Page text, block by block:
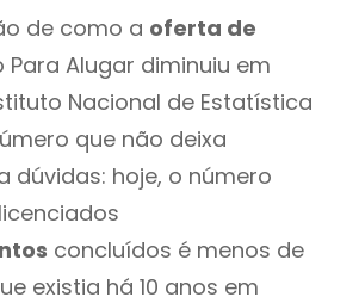
de como a oferta de
Alugar diminuiu em
Nacional de Estatística
que não deixa
dúvidas: hoje, o número
licenciados
concluídos é menos de
existia há 10 anos em